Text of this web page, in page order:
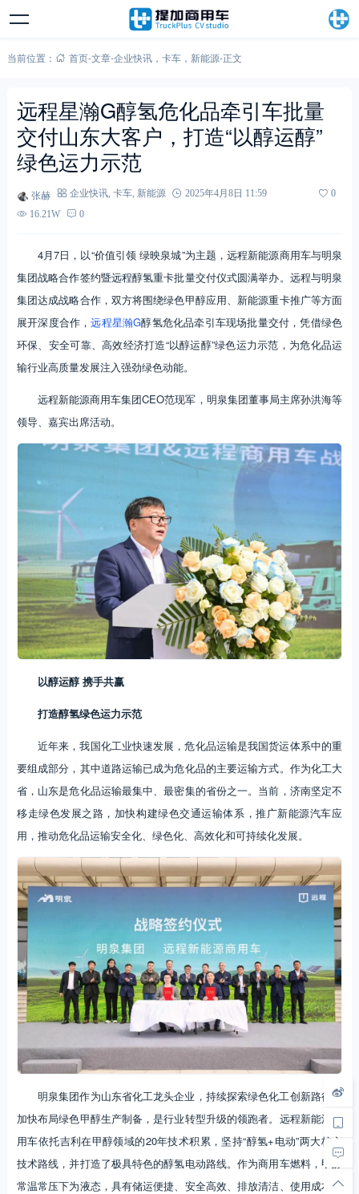
当前位置： 首页-文章-企业快讯， 卡车， 新能源-正文
远程星瀚G醇氢危化品牵引车批量
交付山东大客户，打造“以醇运醇”
绿色运力示范
张赫 企业快讯, 卡车, 新能源 2025年4月8日 11:59
0
16.21W
0
4月7日，以“价值引领 绿映泉城”为主题，远程新能源商用车与明泉
集团战略合作签约暨远程醇氢重卡批量交付仪式圆满举办。远程与明泉
集团达成战略合作，双方将围绕绿色甲醇应用、新能源重卡推广等方面
展开深度合作，远程星瀚G醇氢危化品牵引车现场批量交付，凭借绿色
环保、安全可靠、高效经济打造“以醇运醇”绿色运力示范，为危化品运
输行业高质量发展注入强劲绿色动能。
远程新能源商用车集团CEO范现军，明泉集团董事局主席孙洪海等
领导、嘉宾出席活动。
以醇运醇 携手共赢
打造醇氢绿色运力示范
近年来，我国化工业快速发展，危化品运输是我国货运体系中的重
要组成部分，其中道路运输已成为危化品的主要运输方式。作为化工大
省，山东是危化品运输最集中、最密集的省份之一。当前，济南坚定不
移走绿色发展之路，加快构建绿色交通运输体系，推广新能源汽车应
用，推动危化品运输安全化、绿色化、高效化和可持续化发展。
明泉集团作为山东省化工龙头企业，持续探索绿色化工创新路径，
加快布局绿色甲醇生产制备，是行业转型升级的领跑者。远程新能源商
用车依托吉利在甲醇领域的20年技术积累，坚持“醇氢+电动”两大核心
技术路线，并打造了极具特色的醇氢电动路线。作为商用车燃料，甲醇
常温常压下为液态，具有储运便捷、安全高效、排放清洁、使用成本低